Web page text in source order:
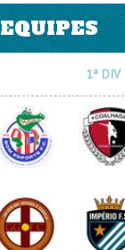
EQUIPES